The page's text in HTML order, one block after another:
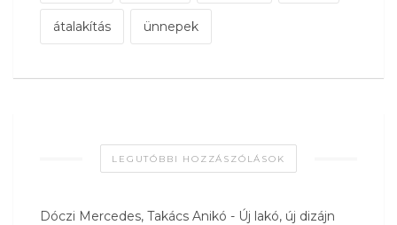
átalakítás ünnepek
LEGUTÓBBI HOZZÁSZÓLÁSOK
Dóczi Mercedes, Takács Anikó - Új lakó, új dizájn